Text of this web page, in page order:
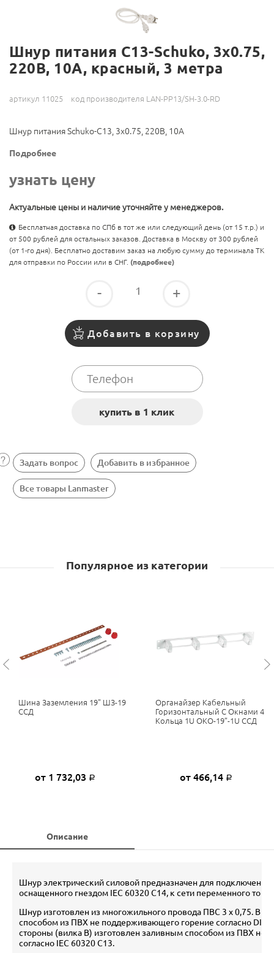
Шнур питания C13-Schuko, 3х0.75,
220В, 10А, красный, 3 метра
артикул 11025 код производителя LAN-PP13/SH-3.0-RD
Шнур питания Schuko-C13, 3х0.75, 220В, 10А
Подробнее
узнать цену
Актуальные цены и наличие уточняйте у менеджеров.
Бесплатная доставка по СПб в тот же или следующий день (от 15 т.р.) и
от 500 рублей для остальных заказов. Доставка в Москву от 300 рублей
(от 1-го дня). Бесплатно доставим заказ на любую сумму до терминала ТК
для отправки по России или в СНГ. (подробнее)
- +
Добавить в корзину
Задать вопрос Добавить в избранное
Все товары Lanmaster
Популярное из категории
Шина Заземления 19" ШЗ-19
ССД
от 1 732,03 Р
Органайзер Кабельный
Горизонтальный С Окнами 4
Кольца 1U ОКО-19”-1U ССД
от 466,14 Р
Описание
Шнур электрический силовой предназначен для подключения
оснащенного гнездом IEC 60320 C14, к сети переменного тока
Шнур изготовлен из многожильного провода ПВС 3 х 0,75.
способом из ПВХ не поддерживающего горение согласно
стороны (вилка В) изготовлен заливным способом из ПВХ не
согласно IEC 60320 C13.